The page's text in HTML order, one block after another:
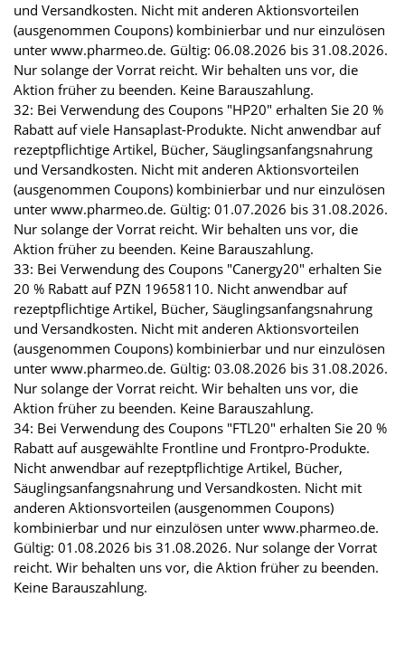
und Versandkosten. Nicht mit anderen Aktionsvorteilen
(ausgenommen Coupons) kombinierbar und nur einzulösen
unter www.pharmeo.de. Gültig: 06.08.2026 bis 31.08.2026.
Nur solange der Vorrat reicht. Wir behalten uns vor, die
Aktion früher zu beenden. Keine Barauszahlung.
32: Bei Verwendung des Coupons "HP20" erhalten Sie 20 %
Rabatt auf viele Hansaplast-Produkte. Nicht anwendbar auf
rezeptpflichtige Artikel, Bücher, Säuglingsanfangsnahrung
und Versandkosten. Nicht mit anderen Aktionsvorteilen
(ausgenommen Coupons) kombinierbar und nur einzulösen
unter www.pharmeo.de. Gültig: 01.07.2026 bis 31.08.2026.
Nur solange der Vorrat reicht. Wir behalten uns vor, die
Aktion früher zu beenden. Keine Barauszahlung.
33: Bei Verwendung des Coupons "Canergy20" erhalten Sie
20 % Rabatt auf PZN 19658110. Nicht anwendbar auf
rezeptpflichtige Artikel, Bücher, Säuglingsanfangsnahrung
und Versandkosten. Nicht mit anderen Aktionsvorteilen
(ausgenommen Coupons) kombinierbar und nur einzulösen
unter www.pharmeo.de. Gültig: 03.08.2026 bis 31.08.2026.
Nur solange der Vorrat reicht. Wir behalten uns vor, die
Aktion früher zu beenden. Keine Barauszahlung.
34: Bei Verwendung des Coupons "FTL20" erhalten Sie 20 %
Rabatt auf ausgewählte Frontline und Frontpro-Produkte.
Nicht anwendbar auf rezeptpflichtige Artikel, Bücher,
Säuglingsanfangsnahrung und Versandkosten. Nicht mit
anderen Aktionsvorteilen (ausgenommen Coupons)
kombinierbar und nur einzulösen unter www.pharmeo.de.
Gültig: 01.08.2026 bis 31.08.2026. Nur solange der Vorrat
reicht. Wir behalten uns vor, die Aktion früher zu beenden.
Keine Barauszahlung.